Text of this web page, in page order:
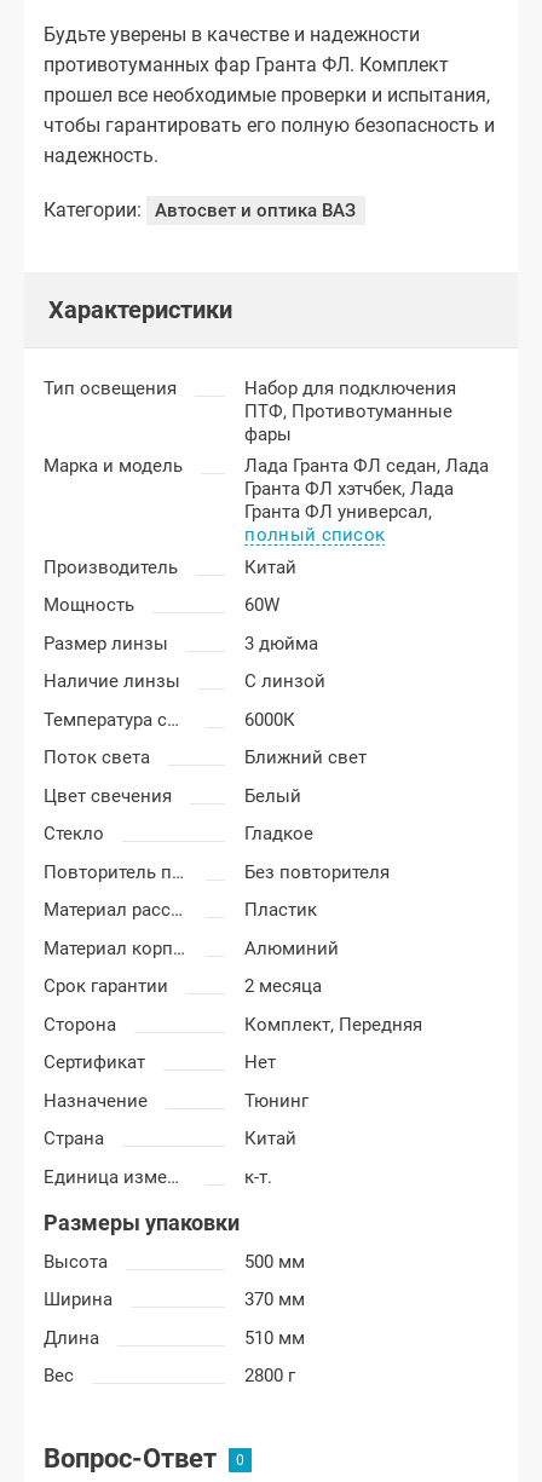
Будьте уверены в качестве и надежности
противотуманных фар Гранта ФЛ. Комплект
прошел все необходимые проверки и испытания,
чтобы гарантировать его полную безопасность и
надежность.
Категории: Автосвет и оптика ВАЗ
Характеристики
Тип освещения
Набор для подключения
ПТФ, Противотуманные
фары
Марка и модель
Лада Гранта ФЛ седан,Лада
Гранта ФЛ хэтчбек,Лада
Гранта ФЛ универсал,
полный список
Производитель
Китай
Мощность
60W
Размер линзы
3 дюйма
Наличие линзы
С линзой
Температура света
6000К
Поток света
Ближний свет
Цвет свечения
Белый
Стекло
Гладкое
Повторитель поворота
Без повторителя
Материал рассеивателя
Пластик
Материал корпуса
Алюминий
Срок гарантии
2 месяца
Сторона
Комплект, Передняя
Сертификат
Нет
Назначение
Тюнинг
Страна
Китай
Единица измерения
к-т.
Размеры упаковки
Высота
500 мм
Ширина
370 мм
Длина
510 мм
Вес
2800 г
Вопрос-Ответ